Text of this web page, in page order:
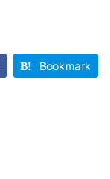
Bookmark